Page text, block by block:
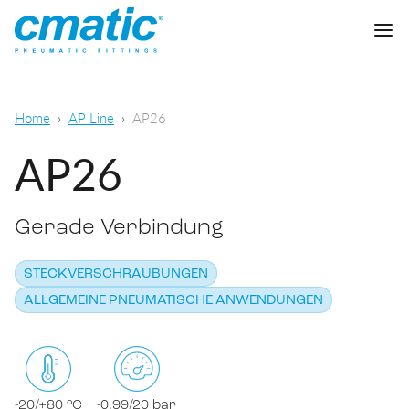
Steckverschraubungen
Schnellverschraubungen
Standardverschraubungen
Allgemeine pneumatische Anwendungen
Lebensmittel- und chemisch-
pharmazeutischer Sektor
Cmatic Lab
Qualität
Vertriebsnetz
KATALOG DOWNLOADEN
Home AP Line AP26
AP26
Gerade Verbindung
STECKVERSCHRAUBUNGEN
ALLGEMEINE PNEUMATISCHE ANWENDUNGEN
-20/+80 °C -0,99/20 bar